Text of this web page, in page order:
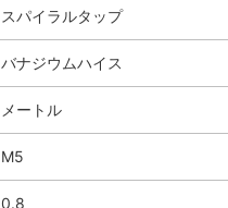
スパイラルタップ
バナジウムハイス
メートル
M5
0.8